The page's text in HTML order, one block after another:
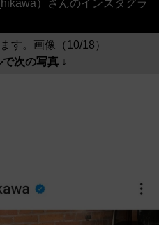
）さんのインスタグラ
す。画像（10/18）
次の写真 ↓